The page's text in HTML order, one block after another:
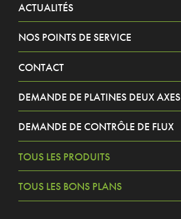
ACTUALITÉS
NOS POINTS DE SERVICE
CONTACT
DEMANDE DE PLATINES DEUX AXES
DEMANDE DE CONTRÔLE DE FLUX
TOUS LES PRODUITS
TOUS LES BONS PLANS